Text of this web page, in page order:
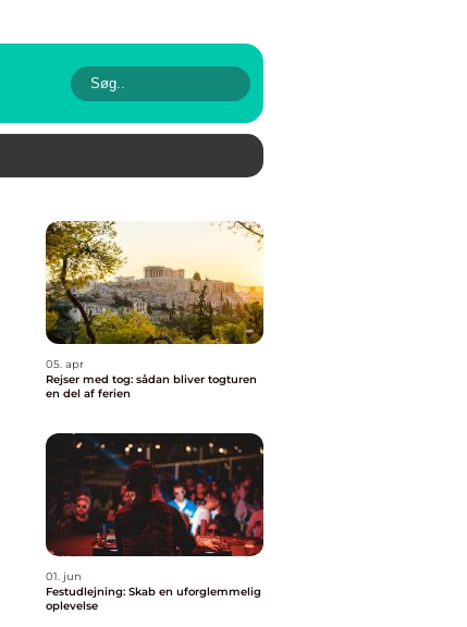
05. apr
Rejser med tog: sådan bliver togturen
en del af ferien
01. jun
Festudlejning: Skab en uforglemmelig
oplevelse